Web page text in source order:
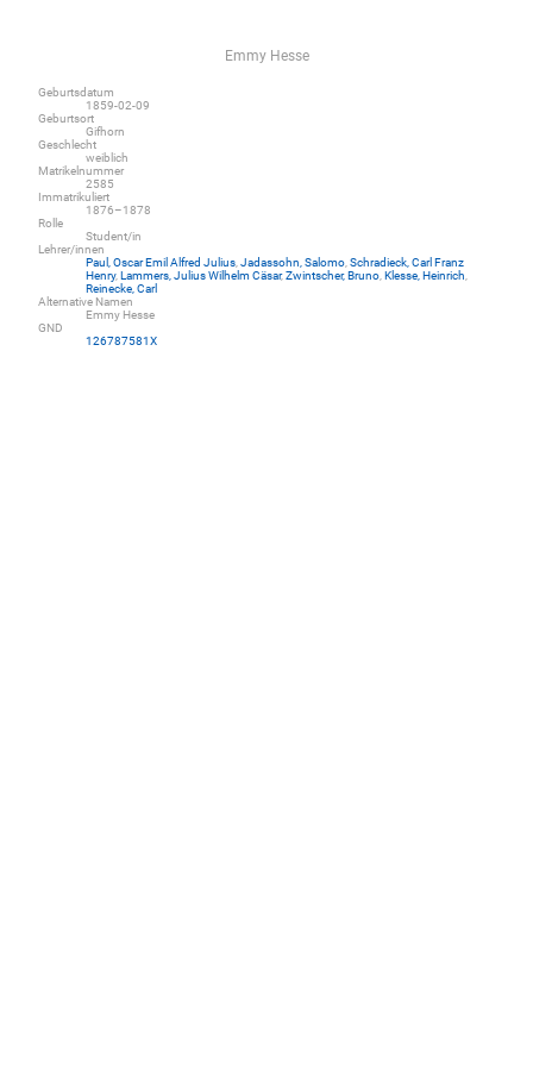
Emmy Hesse
Geburtsdatum
1859-02-09
Geburtsort
Gifhorn
Geschlecht
weiblich
Matrikelnummer
2585
Immatrikuliert
1876–1878
Rolle
Student/in
Lehrer/innen
Paul, Oscar Emil Alfred Julius Jadassohn, Salomo Schradieck, Carl Franz
Henry, Lammers, Julius Wilhelm Cäsar,Zwintscher, Bruno Klesse, Heinrich
Reinecke, Carl
Alternative Namen
Emmy Hesse
GND
126787581X